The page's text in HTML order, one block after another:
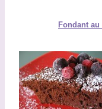
Fondant